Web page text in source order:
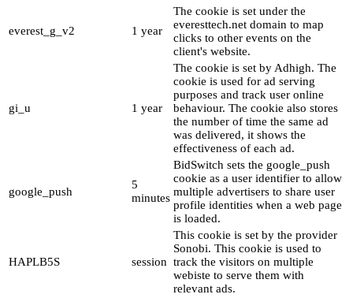
everest_g_v2 1 year
The cookie is set under the
everesttech.net domain to map
clicks to other events on the
client's website.
gi_u 1 year
The cookie is set by Adhigh. The
cookie is used for ad serving
purposes and track user online
behaviour. The cookie also stores
the number of time the same ad
was delivered, it shows the
effectiveness of each ad.
google_push
5
minutes
BidSwitch sets the google_push
cookie as a user identifier to allow
multiple advertisers to share user
profile identities when a web page
is loaded.
HAPLB5S session
This cookie is set by the provider
Sonobi. This cookie is used to
track the visitors on multiple
webiste to serve them with
relevant ads.